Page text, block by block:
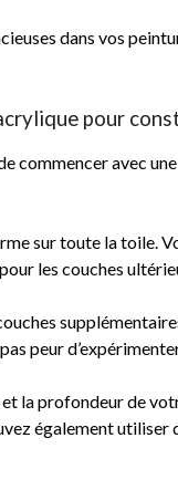
dans vos
pour
commencer avec
sur toute la toile.
les couches
peur
la profondeur de
également